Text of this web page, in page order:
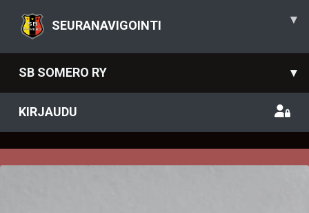
SEURANAVIGOINTI ▾
SB SOMERO RY ▾
KIRJAUDU